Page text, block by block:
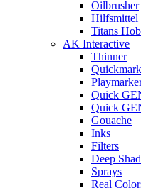
Oilbrusher
Hilfsmittel
Titans
AK Interactive
Thinner
Quick
Quick
Gouache
Inks
Filters
Deep
Sprays
Real